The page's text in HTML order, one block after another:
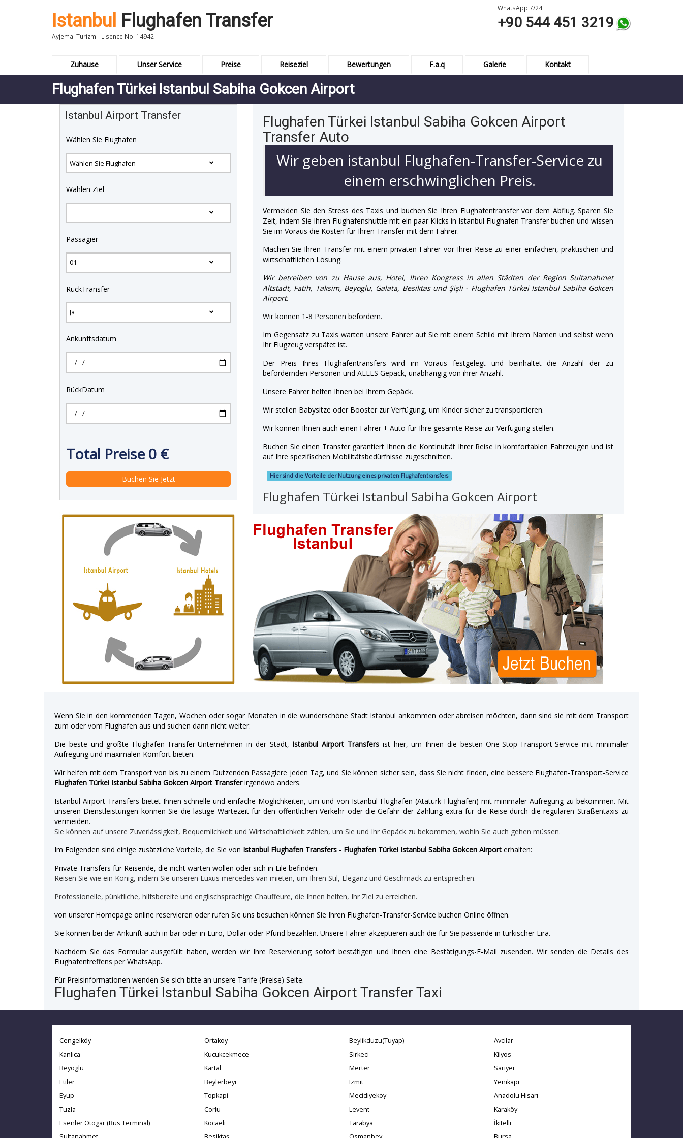
Istanbul Flughafen Transfer
Ayjemal Turizm - Lisence No: 14942
WhatsApp 7/24
+90 544 451 3219
Zuhause Unser Service Preise Reiseziel Bewertungen F.a.q Galerie Kontakt
Flughafen Türkei Istanbul Sabiha Gokcen Airport
Istanbul Airport Transfer
Wählen Sie Flughafen
Wählen Ziel
Passagier
RückTransfer
Ankunftsdatum
RückDatum
Total Preise0 €
Flughafen Türkei Istanbul Sabiha Gokcen Airport
Transfer Auto
Wir geben istanbul Flughafen-Transfer-Service zu
einem erschwinglichen Preis.
Vermeiden Sie den Stress des Taxis und buchen Sie Ihren Flughafentransfer vor dem Abflug. Sparen Sie
Zeit, indem Sie Ihren Flughafenshuttle mit ein paar Klicks in Istanbul Flughafen Transfer buchen und wissen
Sie im Voraus die Kosten für Ihren Transfer mit dem Fahrer.
Machen Sie Ihren Transfer mit einem privaten Fahrer vor Ihrer Reise zu einer einfachen, praktischen und
wirtschaftlichen Lösung.
Wir betreiben von zu Hause aus, Hotel, Ihren Kongress in allen Städten der Region Sultanahmet
Altstadt, Fatih, Taksim, Beyoglu, Galata, Besiktas und Şişli - Flughafen Türkei Istanbul Sabiha Gokcen
Airport.
Wir können 1-8 Personen befördern.
Im Gegensatz zu Taxis warten unsere Fahrer auf Sie mit einem Schild mit Ihrem Namen und selbst wenn
Ihr Flugzeug verspätet ist.
Der Preis Ihres Flughafentransfers wird im Voraus festgelegt und beinhaltet die Anzahl der zu
befördernden Personen und ALLES Gepäck, unabhängig von ihrer Anzahl.
Unsere Fahrer helfen Ihnen bei Ihrem Gepäck.
Wir stellen Babysitze oder Booster zur Verfügung, um Kinder sicher zu transportieren.
Wir können Ihnen auch einen Fahrer + Auto für Ihre gesamte Reise zur Verfügung stellen.
Buchen Sie einen Transfer garantiert Ihnen die Kontinuität Ihrer Reise in komfortablen Fahrzeugen und ist
auf Ihre spezifischen Mobilitätsbedürfnisse zugeschnitten.
Hier sind die Vorteile der Nutzung eines privaten Flughafentransfers
Flughafen Türkei Istanbul Sabiha Gokcen Airport
Wenn Sie in den kommenden Tagen, Wochen oder sogar Monaten in die wunderschöne Stadt Istanbul ankommen oder abreisen möchten, dann sind sie mit dem Transport
zum oder vom Flughafen aus und suchen dann nicht weiter.
Die beste und größte Flughafen-Transfer-Unternehmen in der Stadt, Istanbul Airport Transfersist hier, um Ihnen die besten One-Stop-Transport-Service mit minimaler
Aufregung und maximalen Komfort bieten.
Wir helfen mit dem Transport von bis zu einem Dutzenden Passagiere jeden Tag, und Sie können sicher sein, dass Sie nicht finden, eine bessere Flughafen-Transport-Service
Flughafen Türkei Istanbul Sabiha Gokcen Airport Transferirgendwo anders.
Istanbul Airport Transfers bietet Ihnen schnelle und einfache Möglichkeiten, um und von Istanbul Flughafen (Atatürk Flughafen) mit minimaler Aufregung zu bekommen. Mit
unseren Dienstleistungen können Sie die lästige Wartezeit für den öffentlichen Verkehr oder die Gefahr der Zahlung extra für die Reise durch die regulären Straßentaxis zu
vermeiden.
Sie können auf unsere Zuverlässigkeit, Bequemlichkeit und Wirtschaftlichkeit zählen, um Sie und Ihr Gepäck zu bekommen, wohin Sie auch gehen müssen.
Im Folgenden sind einige zusätzliche Vorteile, die Sie von Istanbul Flughafen Transfers - Flughafen Türkei Istanbul Sabiha Gokcen Airport erhalten:
Private Transfers für Reisende, die nicht warten wollen oder sich in Eile befinden.
Reisen Sie wie ein König, indem Sie unseren Luxus mercedes van mieten, um Ihren Stil, Eleganz und Geschmack zu entsprechen.
Professionelle, pünktliche, hilfsbereite und englischsprachige Chauffeure, die Ihnen helfen, Ihr Ziel zu erreichen.
von unserer Homepage online reservieren oder rufen Sie uns besuchen können Sie Ihren Flughafen-Transfer-Service buchen Online öffnen.
Sie können bei der Ankunft auch in bar oder in Euro, Dollar oder Pfund bezahlen. Unsere Fahrer akzeptieren auch die für Sie passende in türkischer Lira.
Nachdem Sie das Formular ausgefüllt haben, werden wir Ihre Reservierung sofort bestätigen und Ihnen eine Bestätigungs-E-Mail zusenden. Wir senden die Details des
Flughafentreffens per WhatsApp.
Für Preisinformationen wenden Sie sich bitte an unsere Tarife (Preise) Seite.
Flughafen Türkei Istanbul Sabiha Gokcen Airport Transfer Taxi
Cengelköy
Kanlica
Beyoglu
Etiler
Eyup
Tuzla
Esenler Otogar (Bus Terminal)
Ortakoy
Kucukcekmece
Kartal
Beylerbeyi
Topkapi
Corlu
Kocaeli
Beylikduzu(Tuyap)
Sirkeci
Merter
Izmit
Mecidiyekoy
Levent
Tarabya
Avcilar
Kilyos
Sariyer
Yenikapi
Anadolu Hisarı
Karaköy
İkitelli